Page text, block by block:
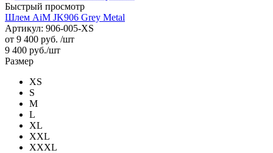
Быстрый просмотр
Шлем AiM JK906 Grey Metal
Артикул: 906-005-XS
от 9 400 руб. /шт
9 400 руб./шт
Размер
XS
S
M
L
XL
XXL
XXXL